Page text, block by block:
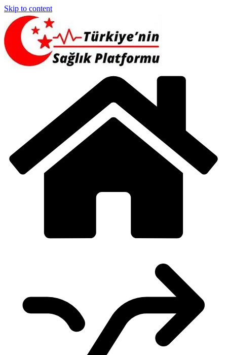
Skip to content